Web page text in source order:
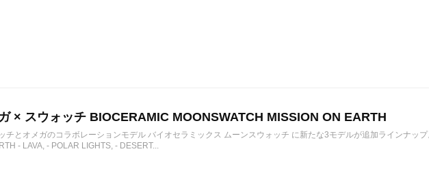
× スウォッチ BIOCERAMIC MOONSWATCH MISSION ON EARTH
チとオメガのコラボレーションモデル バイオセラミックス ムーンスウォッチ に新たな3モデルが追加ラインナップ
- LAVA, - POLAR LIGHTS, - DESERT...